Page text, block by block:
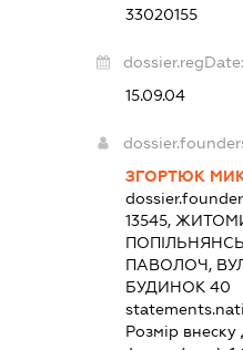
33020155
dossier.regDate:
15.09.04
ЗГОРТЮК
13545,
ПАВОЛОЧ,
БУДИНОК 40
Розмір внеску